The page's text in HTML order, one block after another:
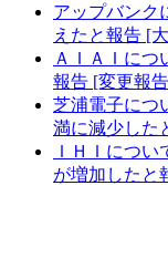
アップバンク
えたと報告 [
ＡＩＡＩにつ
報告 [変更報
芝浦電子につ
満に減少した
ＩＨＩにつ
が増加したと